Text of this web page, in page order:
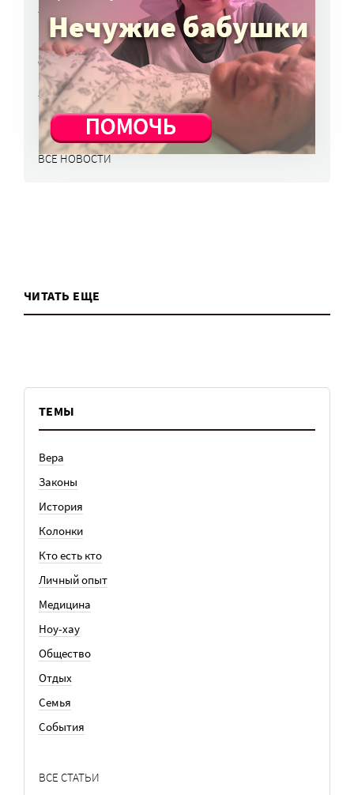
7 авг, 15:15
НКО часто рискуют нарушить закон
о персональных данных. Как этого
избежать?
7 авг, 13:13
ВСЕ НОВОСТИ
ЧИТАТЬ ЕЩЕ
ТЕМЫ
Вера
Законы
История
Колонки
Кто есть кто
Личный опыт
Медицина
Ноу-хау
Общество
Отдых
Семья
События
ВСЕ СТАТЬИ